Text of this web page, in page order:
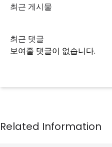
최근 게시물
최근 댓글
보여줄 댓글이 없습니다.